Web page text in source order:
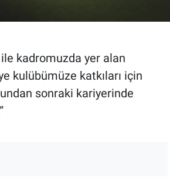
kadromuzda yer alan
kulübümüze katkıları için
sonraki kariyerinde